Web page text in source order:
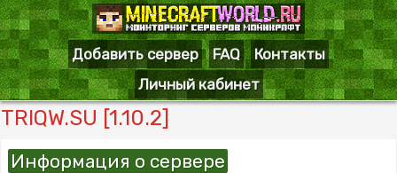
Добавить сервер FAQ
Контакты
Личный кабинет
TRIQW.SU [1.10.2]
Информация о сервере